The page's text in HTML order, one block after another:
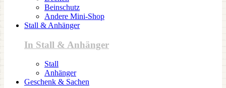
Beinschutz
Andere Mini-Shop
Stall & Anhänger
In Stall & Anhänger
Stall
Anhänger
Geschenk & Sachen